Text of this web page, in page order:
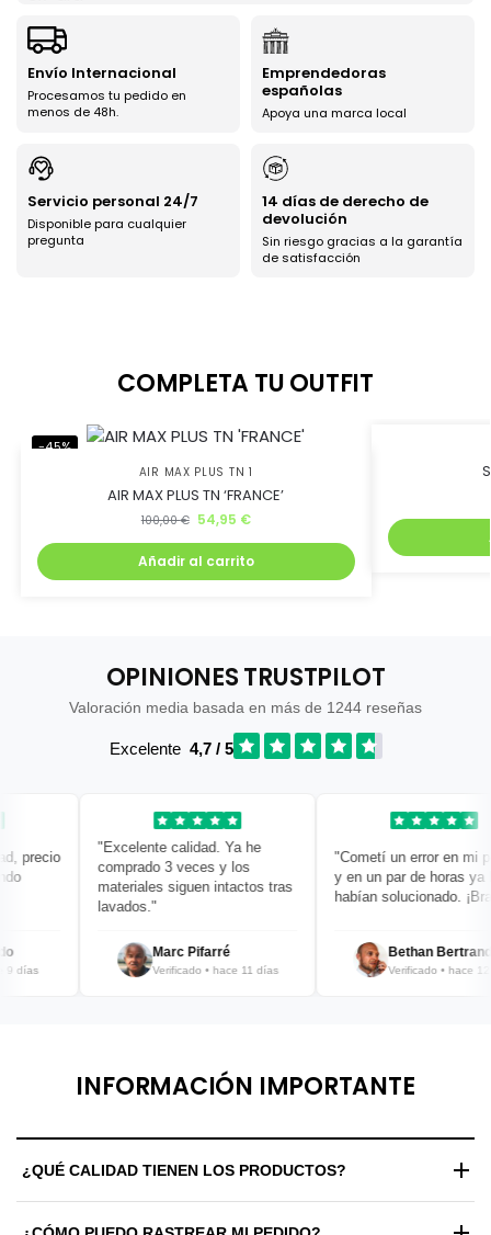
Envío Internacional
Procesamos tu pedido en
menos de 48h.
Emprendedoras
españolas
Apoya una marca local
Servicio personal 24/7
Disponible para cualquier
pregunta
14 días de derecho de
devolución
Sin riesgo gracias a la garantía
de satisfacción
COMPLETA TU OUTFIT
-45%
AIR MAX PLUS TN 1
AIR MAX PLUS TN ‘FRANCE’
100,00€ 54,95 €
Añadir al carrito
OPINIONES TRUSTPILOT
Valoración media basada en más de 1244 reseñas
Excelente 4,7 / 5
"Excelente calidad. Ya he
comprado 3 veces y los
materiales siguen intactos tras
lavados."
Marc Pifarré
Verificado • hace 11 días
"Cometí un error en mi
y en un par de horas ya lo
habían solucionado.
Bethan Bertrand
Verificado • hace 12
INFORMACIÓN IMPORTANTE
¿QUÉ CALIDAD TIENEN LOS PRODUCTOS?
Ahorra uniéndote al
un 5% de descuento.
Además, recibirás lanzamientos exclusivos antes que
nadie